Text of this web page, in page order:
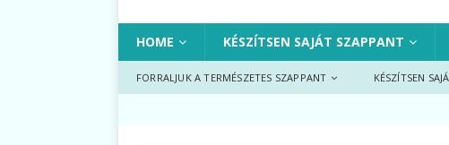
HOME KÉSZÍTSEN SAJÁT SZAPPANT
FORRALJUK A TERMÉSZETES SZAPPANT KÉSZÍTSEN